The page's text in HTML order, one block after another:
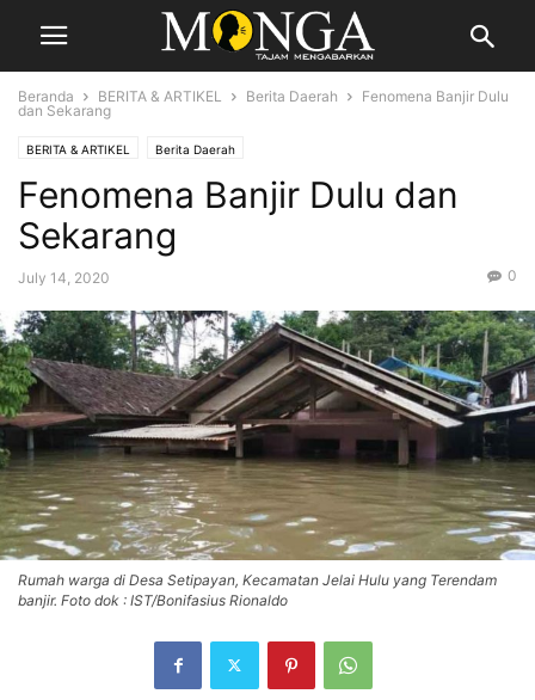
Beranda BERITA & ARTIKEL Berita Daerah
Fenomena Banjir Dulu
dan Sekarang
BERITA & ARTIKEL Berita Daerah
Fenomena Banjir Dulu dan
Sekarang
July 14, 2020 0
Rumah warga di Desa Setipayan, Kecamatan Jelai Hulu yang Terendam
banjir. Foto dok : IST/Bonifasius Rionaldo